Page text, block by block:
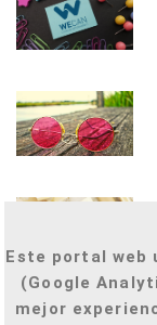
Este portal web
(Google
mejor